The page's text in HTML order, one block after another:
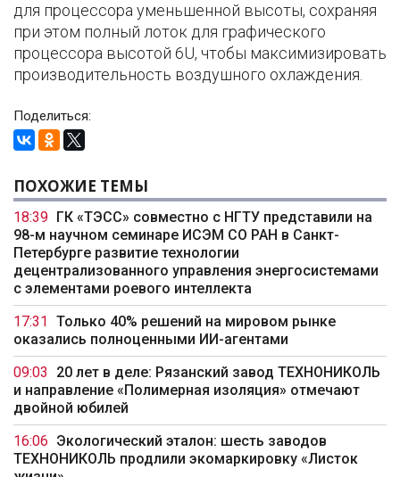
для процессора уменьшенной высоты, сохраняя
при этом полный лоток для графического
процессора высотой 6U, чтобы максимизировать
производительность воздушного охлаждения.
Поделиться:
ПОХОЖИЕ ТЕМЫ
18:39
ГК «ТЭСС» совместно с НГТУ представили на
98-м научном семинаре ИСЭМ СО РАН в Санкт-
Петербурге развитие технологии
децентрализованного управления энергосистемами
с элементами роевого интеллекта
17:31
Только 40% решений на мировом рынке
оказались полноценными ИИ-агентами
09:03
20 лет в деле: Рязанский завод ТЕХНОНИКОЛЬ
и направление «Полимерная изоляция» отмечают
двойной юбилей
16:06 Экологический эталон: шесть заводов
ТЕХНОНИКОЛЬ продлили экомаркировку «Листок